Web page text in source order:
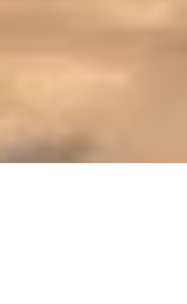
přijatou tržbu u